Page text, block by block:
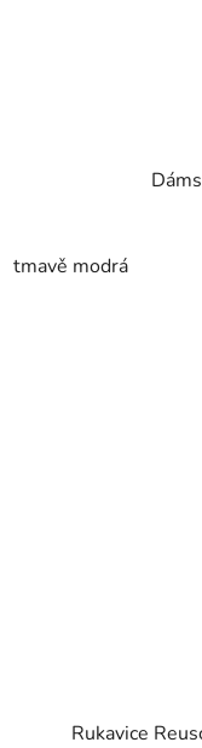
tmavě modrá
Rukavice